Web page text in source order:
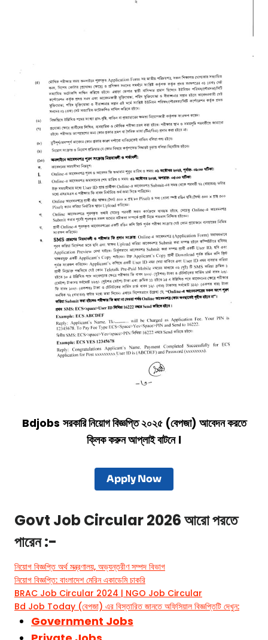
Bdjobs সরকারি নিয়োগ বিজ্ঞপ্তি ২০২৫ (বেপজা) আবেদন করতে
ক্লিক করুন আপ্লাই বাটনে ।
Apply Now
Govt Job Circular 2026 আরো পরতে
পারেন :-
নিয়োগ বিজ্ঞপ্তি অর্থ মন্ত্রণালয়, অভ্যন্তরীণ সম্পদ বিভাগ
নিয়োগ বিজ্ঞপ্তি: বাংলাদেশ মেরিন একাডেমি চাকরি
BRAC Job Circular 2024 | NGO Job Circular
Bd Job Today (বেপজা) এর বিস্তারিত জানতে অফিসিয়াল বিজ্ঞপ্তিটি দেখুন:
Government Jobs